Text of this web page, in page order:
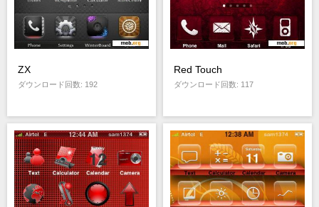
ZX
ダウンロード回数: 192
Red Touch
ダウンロード回数: 117